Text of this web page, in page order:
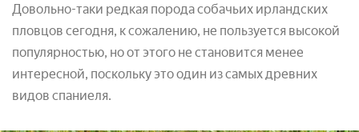
Довольно-таки редкая порода собачьих ирландских
пловцов сегодня, к сожалению, не пользуется высокой
популярностью, но от этого не становится менее
интересной, поскольку это один из самых древних
видов спаниеля.